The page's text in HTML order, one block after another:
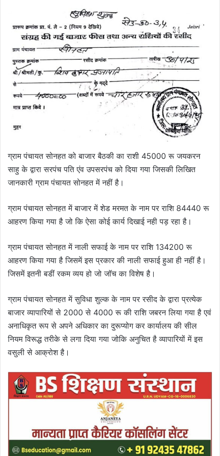
ग्राम पंचायत सोनहत को बाजार बैठकी का राशी 45000 रू जयकरन
साहु के द्वारा सरपंच पति एंव उपसरपंच को दिया गया जिसकी लिखित
जानकारी ग्राम पंचायत सोनहत में नहीं है।
ग्राम पंचायत सोनहत में बाजार में शेड मरमत के नाम पर राशि 84440 रू
आहरण किया गया है जो कि ऐसा कोई कार्य दिखाई नही पड़ रहा है।
ग्राम पंचायत सोनहत में नाली सफाई के नाम पर राशि 134200 रू
आहरण किया गया है जिसमें इस प्रकार की नाली सफाई हुआ ही नहीं है।
जिसमें इतनी बडीं रकम व्यय हो जो जॉच का विशेष है।
ग्राम पंचायत सोनहत में सुविधा शुल्क के नाम पर रसीद के द्वारा प्रत्येक
बाजार व्यापारियों से 2000 से 4000 रू की राशि जबरन लिया गया है एवं
अनाधिकृत रूप से अपने अधिकार का दुरूप्योग कर कार्यालय की सील
नियम विरूद्ध तरीके से लगा दिया गया जोकि अनुचित है व्यापारियों में इस
वसुली से आक्रोश है।